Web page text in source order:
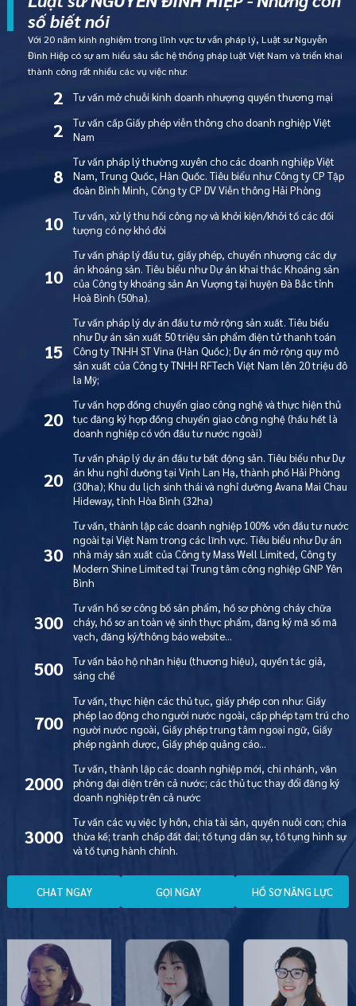
số biết nói
Với 20 năm kinh nghiệm trong lĩnh vực tư vấn pháp lý, Luật sư Nguyễn
Đình Hiệp có sự am hiểu sâu sắc hệ thống pháp luật Việt Nam và triển khai
thành công rất nhiều các vụ việc như:
2 Tư vấn mở chuỗi kinh doanh nhượng quyền thương mại
2
Tư vấn cấp Giấy phép viễn thông cho doanh nghiệp Việt
Nam
8
Tư vấn pháp lý thường xuyên cho các doanh nghiệp Việt
Nam, Trung Quốc, Hàn Quốc. Tiêu biểu như Công ty CP Tập
đoàn Bình Minh, Công ty CP DV Viễn thông Hải Phòng
10
Tư vấn, xử lý thu hồi công nợ và khởi kiện/khởi tố các đối
tượng có nợ khó đòi
10
Tư vấn pháp lý đầu tư, giấy phép, chuyển nhượng các dự
án khoáng sản. Tiêu biểu như Dự án khai thác Khoáng sản
của Công ty khoáng sản An Vượng tại huyện Đà Bắc tỉnh
Hoà Bình (50ha).
15
Tư vấn pháp lý dự án đầu tư mở rộng sản xuất. Tiêu biểu
như Dự án sản xuất 50 triệu sản phẩm điện tử thanh toán
Công ty TNHH ST Vina (Hàn Quốc); Dự án mở rộng quy mô
sản xuất của Công ty TNHH RFTech Việt Nam lên 20 triệu đô
la Mỹ;
20
Tư vấn hợp đồng chuyển giao công nghệ và thực hiện thủ
tục đăng ký hợp đồng chuyển giao công nghệ (hầu hết là
doanh nghiệp có vốn đầu tư nước ngoài)
20
Tư vấn pháp lý dự án đầu tư bất động sản. Tiêu biểu như Dự
án khu nghỉ dưỡng tại Vịnh Lan Hạ, thành phố Hải Phòng
(30ha); Khu du lịch sinh thái và nghỉ dưỡng Avana Mai Chau
Hideway, tỉnh Hòa Bình (32ha)
30
Tư vấn, thành lập các doanh nghiệp 100% vốn đầu tư nước
ngoài tại Việt Nam trong các lĩnh vực. Tiêu biểu như Dự án
nhà máy sản xuất của Công ty Mass Well Limited, Công ty
Modern Shine Limited tại Trung tâm công nghiệp GNP Yên
Bình
300
Tư vấn hồ sơ công bố sản phẩm, hồ sơ phòng cháy chữa
cháy, hồ sơ an toàn vệ sinh thực phẩm, đăng ký mã số mã
vạch, đăng ký/thông báo website…
500
Tư vấn bảo hộ nhãn hiệu (thương hiệu), quyền tác giả,
sáng chế
700
Tư vấn, thực hiện các thủ tục, giấy phép con như: Giấy
phép lao động cho người nước ngoài, cấp phép tạm trú cho
người nước ngoài, Giấy phép trung tâm ngoại ngữ, Giấy
phép ngành dược, Giấy phép quảng cáo…
2000
Tư vấn, thành lập các doanh nghiệp mới, chi nhánh, văn
phòng đại diện trên cả nước; các thủ tục thay đổi đăng ký
doanh nghiệp trên cả nước
3000
Tư vấn các vụ việc ly hôn, chia tài sản, quyền nuôi con; chia
thừa kế; tranh chấp đất đai; tố tụng dân sự, tố tụng hình sự
và tố tụng hành chính.
CHAT NGAY GỌI NGAY HỒ SƠ NĂNG LỰC